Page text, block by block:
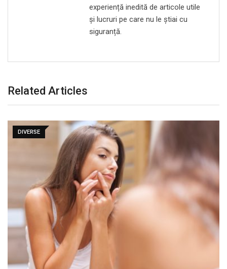
experiență inedită de articole utile
și lucruri pe care nu le știai cu
siguranță.
Related Articles
DIVERSE